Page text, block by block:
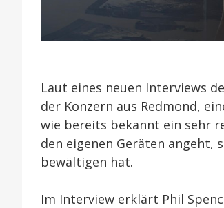
Laut eines neuen Interviews
der Konzern aus Redmond,
wie bereits bekannt ein sehr
den eigenen Geräten angeht,
bewältigen hat.
Im Interview erklärt Phil